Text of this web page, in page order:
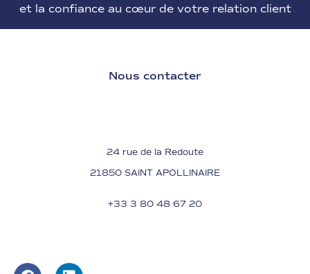
et la confianceau cœur de votre relation client
Nous contacter
24 rue de la Redoute
21850 SAINT APOLLINAIRE
+33 3 80 48 67 20